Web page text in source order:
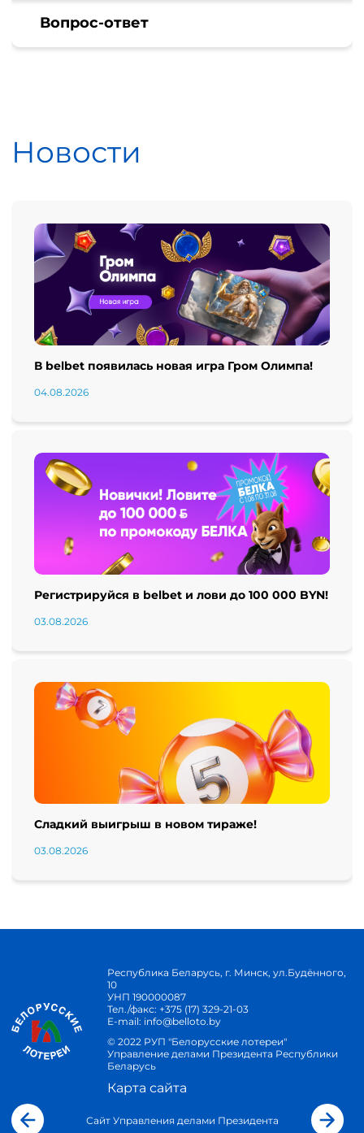
Вопрос-ответ
Новости
В belbet появилась новая игра Гром Олимпа!
04.08.2026
Регистрируйся в belbet и лови до 100 000 BYN!
03.08.2026
Сладкий выигрыш в новом тираже!
03.08.2026
Республика Беларусь, г. Минск, ул.Будённого,
10
УНП 190000087
Тел./факс: +375 (17) 329-21-03
E-mail: info@belloto.by
© 2022 РУП "Белорусские лотереи"
Управление делами Президента Республики
Беларусь
Карта сайта
Сайт Управления делами Президента